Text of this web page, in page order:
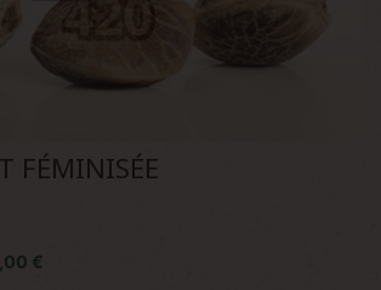
FÉMINISÉE
€